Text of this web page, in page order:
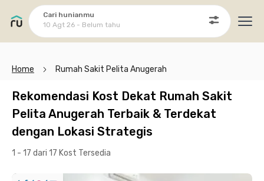
Cari hunianmu
10 Agt 26 - Belum tahu
Home Rumah Sakit Pelita Anugerah
Rekomendasi Kost Dekat Rumah Sakit
Pelita Anugerah Terbaik & Terdekat
dengan Lokasi Strategis
1 - 17 dari 17 Kost Tersedia